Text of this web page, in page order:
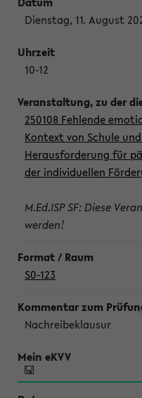
Dienstag, 11. August
10-12
250108 Fehlende
Kontext von Schule
Herausforderung für
der individuellen
M.Ed.ISP SF: Diese
werden!
S0-123
Nachreibeklausur